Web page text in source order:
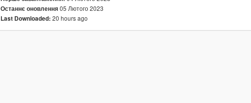
Останнє оновлення05 Лютого 2023
Last Downloaded: 20 hours ago